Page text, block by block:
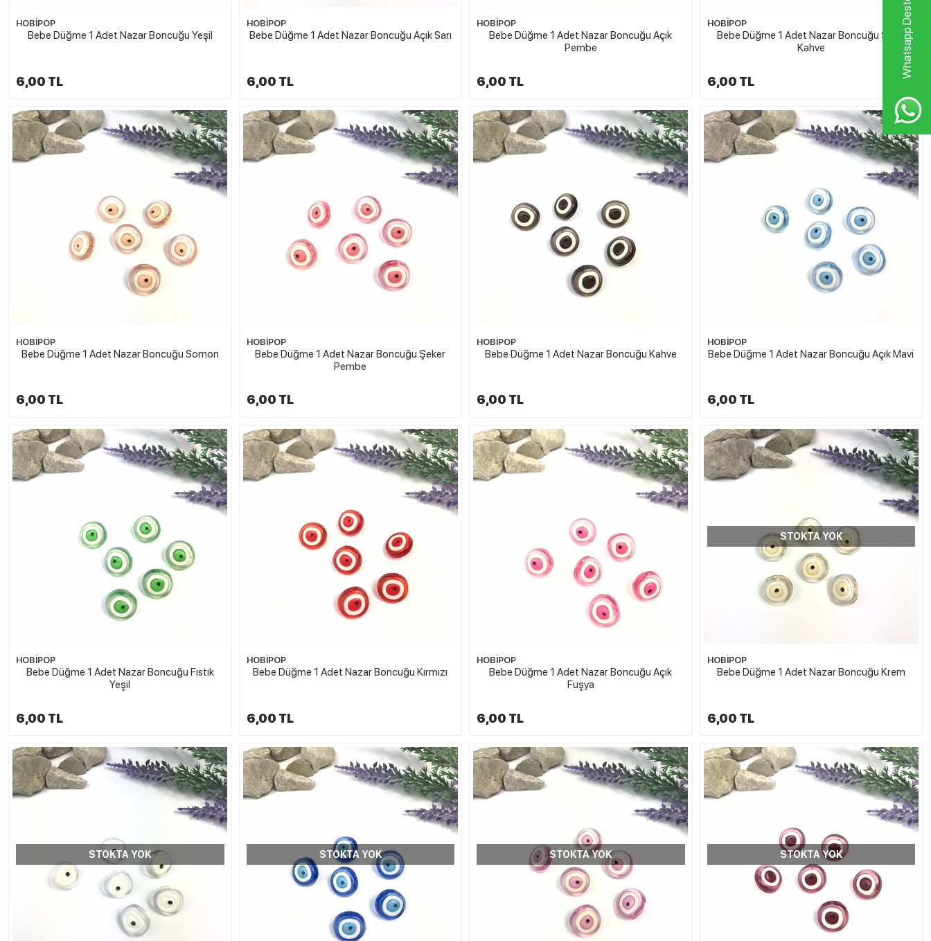
HOBİPOP
Bebe Düğme 1 Adet Nazar Boncuğu Yeşil
6,00 TL
HOBİPOP
Bebe Düğme 1 Adet Nazar Boncuğu Açık Sarı
6,00 TL
HOBİPOP
Bebe Düğme 1 Adet Nazar Boncuğu Açık
Pembe
6,00 TL
HOBİPOP
Bebe Düğme 1 Adet Nazar Boncuğu Sütlü
Kahve
6,00 TL
HOBİPOP
Bebe Düğme 1 Adet Nazar Boncuğu Somon
6,00 TL
HOBİPOP
Bebe Düğme 1 Adet Nazar Boncuğu Şeker
Pembe
6,00 TL
HOBİPOP
Bebe Düğme 1 Adet Nazar Boncuğu Kahve
6,00 TL
HOBİPOP
Bebe Düğme 1 Adet Nazar Boncuğu Açık Mavi
6,00 TL
HOBİPOP
Bebe Düğme 1 Adet Nazar Boncuğu Fıstık
Yeşil
6,00 TL
HOBİPOP
Bebe Düğme 1 Adet Nazar Boncuğu Kırmızı
6,00 TL
HOBİPOP
Bebe Düğme 1 Adet Nazar Boncuğu Açık
Fuşya
6,00 TL
STOKTA YOK
HOBİPOP
Bebe Düğme 1 Adet Nazar Boncuğu Krem
6,00 TL
STOKTA YOK STOKTA YOK STOKTA YOK STOKTA YOK